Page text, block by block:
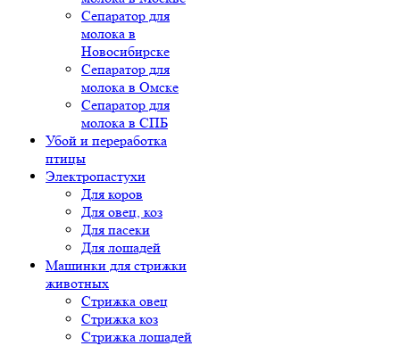
Сепаратор для
молока в
Новосибирске
Сепаратор для
молока в Омске
Сепаратор для
молока в СПБ
Убой и переработка
птицы
Электропастухи
Для коров
Для овец, коз
Для пасеки
Для лошадей
Машинки для стрижки
животных
Стрижка овец
Стрижка коз
Стрижка лошадей